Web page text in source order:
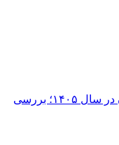
بهترین خودروهای خارجی بازار ایران در سال ۱۴۰۵؛ بررسی